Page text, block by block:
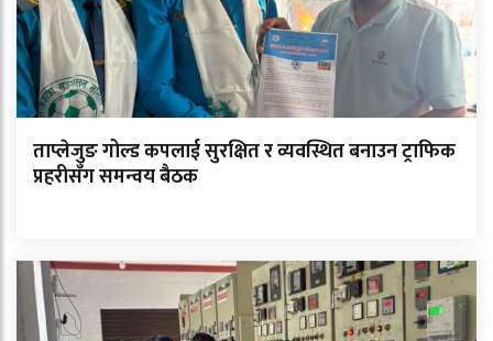
ताप्लेजुङ गोल्ड कपलाई सुरक्षित र व्यवस्थित बनाउन ट्राफिक
प्रहरीसँग समन्वय बैठक